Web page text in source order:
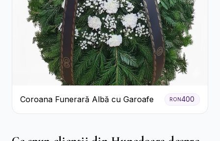
Coroana Funerară Albă cu Garoafe RON400